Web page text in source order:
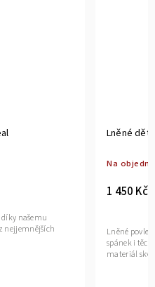
našemu
nejjemnějších
Lněné
Na
1 450 Kč
Lněné
spánek i
materiál